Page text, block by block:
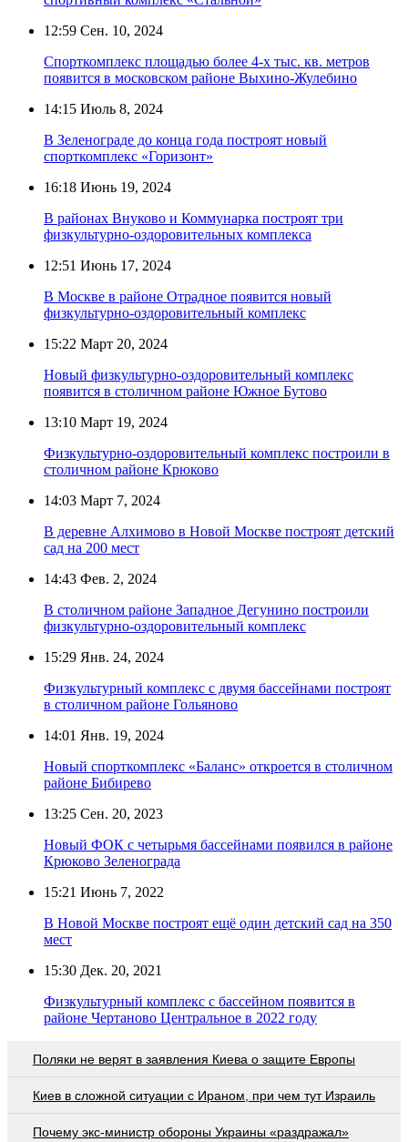
12:59 Сен. 10, 2024
Спорткомплекс площадью более 4-х тыс. кв. метров
появится в московском районе Выхино-Жулебино
14:15 Июль 8, 2024
В Зеленограде до конца года построят новый
спорткомплекс «Горизонт»
16:18 Июнь 19, 2024
В районах Внуково и Коммунарка построят три
физкультурно-оздоровительных комплекса
12:51 Июнь 17, 2024
В Москве в районе Отрадное появится новый
физкультурно-оздоровительный комплекс
15:22 Март 20, 2024
Новый физкультурно-оздоровительный комплекс
появится в столичном районе Южное Бутово
13:10 Март 19, 2024
Физкультурно-оздоровительный комплекс построили в
столичном районе Крюково
14:03 Март 7, 2024
В деревне Алхимово в Новой Москве построят детский
сад на 200 мест
14:43 Фев. 2, 2024
В столичном районе Западное Дегунино построили
физкультурно-оздоровительный комплекс
15:29 Янв. 24, 2024
Физкультурный комплекс с двумя бассейнами построят
в столичном районе Гольяново
14:01 Янв. 19, 2024
Новый спорткомплекс «Баланс» откроется в столичном
районе Бибирево
13:25 Сен. 20, 2023
Новый ФОК с четырьмя бассейнами появился в районе
Крюково Зеленограда
15:21 Июнь 7, 2022
В Новой Москве построят ещё один детский сад на 350
мест
15:30 Дек. 20, 2021
Физкультурный комплекс с бассейном появится в
районе Чертаново Центральное в 2022 году
Поляки не верят в заявления Киева о защите Европы
Киев в сложной ситуации с Ираном, при чем тут Израиль
Почему экс-министр обороны Украины «раздражал»